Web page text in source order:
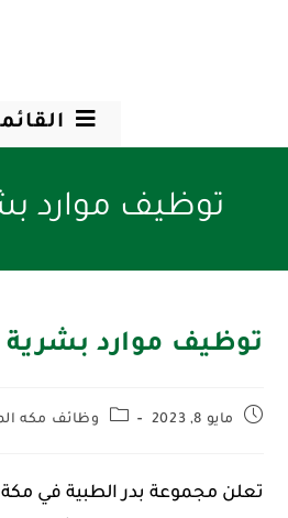
توظيف موارد
توظيف موارد بشرية
مايو 8, 2023 وظائف مكه
تعلن مجموعة بدر الطبية في